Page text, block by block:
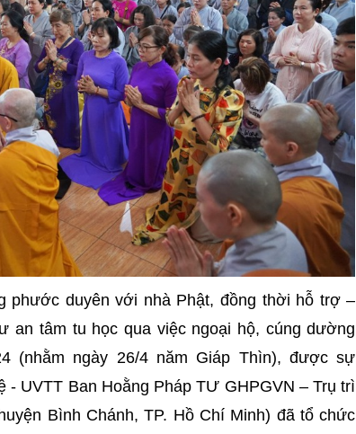
phước duyên với nhà Phật, đồng thời hỗ trợ –
an tâm tu học qua việc ngoại hộ, cúng dường
(nhằm ngày 26/4 năm Giáp Thìn), được sự
UVTT Ban Hoằng Pháp TƯ GHPGVN – Trụ trì
Bình Chánh, TP. Hồ Chí Minh) đã tổ chức